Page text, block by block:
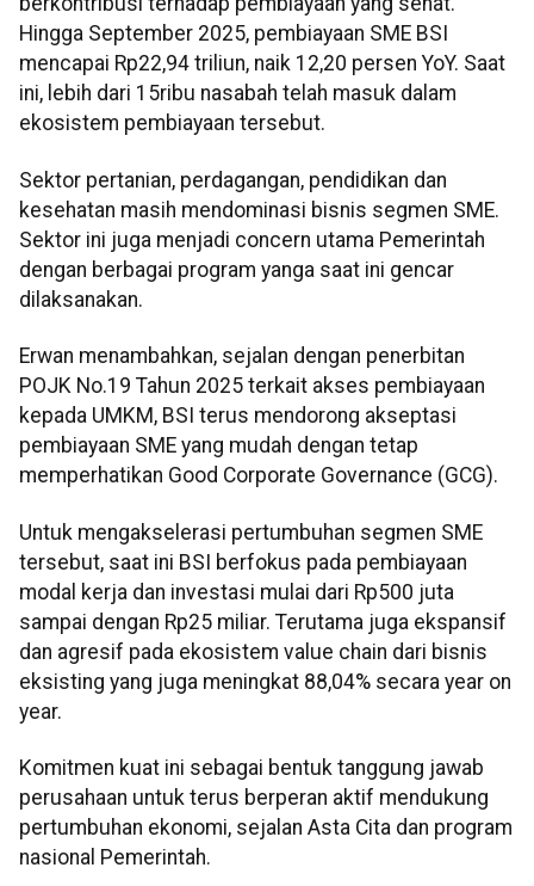
Hingga September 2025, pembiayaan SME BSI
mencapai Rp22,94 triliun, naik 12,20 persen YoY. Saat
ini, lebih dari 15ribu nasabah telah masuk dalam
ekosistem pembiayaan tersebut.
Sektor pertanian, perdagangan, pendidikan dan
kesehatan masih mendominasi bisnis segmen SME.
Sektor ini juga menjadi concern utama Pemerintah
dengan berbagai program yanga saat ini gencar
dilaksanakan.
Erwan menambahkan, sejalan dengan penerbitan
POJK No.19 Tahun 2025 terkait akses pembiayaan
kepada UMKM, BSI terus mendorong akseptasi
pembiayaan SME yang mudah dengan tetap
memperhatikan Good Corporate Governance (GCG).
Untuk mengakselerasi pertumbuhan segmen SME
tersebut, saat ini BSI berfokus pada pembiayaan
modal kerja dan investasi mulai dari Rp500 juta
sampai dengan Rp25 miliar. Terutama juga ekspansif
dan agresif pada ekosistem value chain dari bisnis
eksisting yang juga meningkat 88,04% secara year on
year.
Komitmen kuat ini sebagai bentuk tanggung jawab
perusahaan untuk terus berperan aktif mendukung
pertumbuhan ekonomi, sejalan Asta Cita dan program
nasional Pemerintah.